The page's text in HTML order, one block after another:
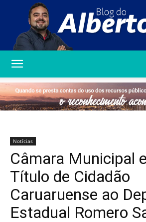
Alberto
Notícias
Câmara Municipal
Título de Cidadão
Caruaruense ao
Estadual Romero